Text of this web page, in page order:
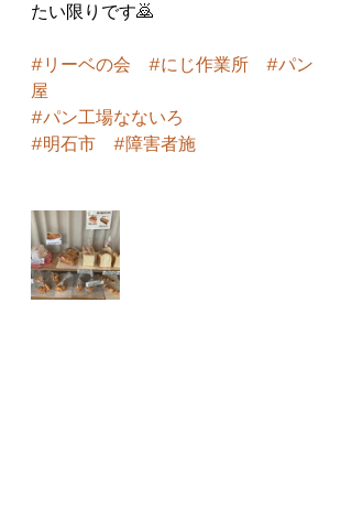
たい限りです🙇
#リーベの会 #にじ作業所
#パン
屋
#パン工場なないろ
#明石市
#障害者施